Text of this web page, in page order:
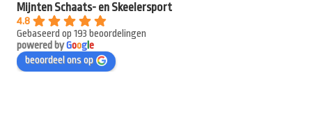
Mijnten Schaats- en Skeelersport
4.8
Gebaseerd op 193 beoordelingen
powered byGooge
beoordeel ons op